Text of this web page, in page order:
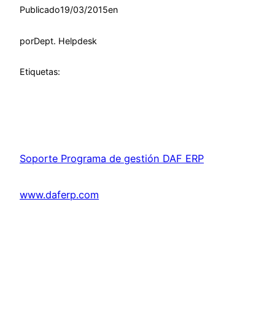
Publicado19/03/2015en
porDept. Helpdesk
Etiquetas:
Soporte Programa de gestión DAF ERP
www.daferp.com